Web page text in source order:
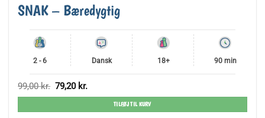
SNAK – Bæredygtig
2 - 6 Dansk 18+ 90 min
99,00kr. Den
oprindelige
pris
99,00 kr..
79,20 kr.
aktuelle
pris
79,20 kr..
TILFØJ TIL KURV